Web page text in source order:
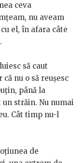
ceva
nu aveam
el, în afara câte
să caut
nu o să reușesc
până la
străin. Nu numai
Cât timp nu-l
de